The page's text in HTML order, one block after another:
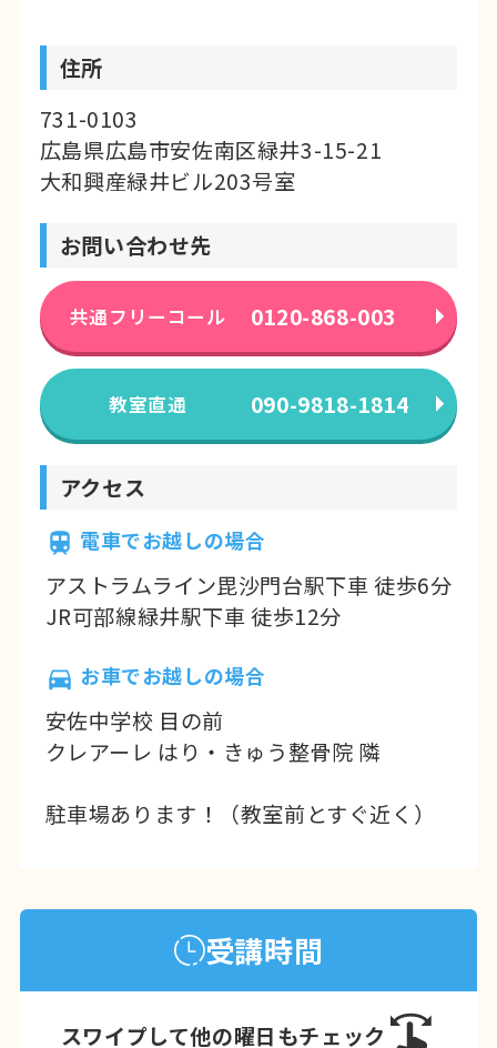
住所
731-0103
広島県広島市安佐南区緑井3-15-21
大和興産緑井ビル203号室
お問い合わせ先
共通フリーコール 0120-868-003
教室直通 090-9818-1814
アクセス
電車でお越しの場合
アストラムライン毘沙門台駅下車 徒歩6分
JR可部線緑井駅下車 徒歩12分
お車でお越しの場合
安佐中学校 目の前
クレアーレ はり・きゅう整骨院 隣
駐車場あります！（教室前とすぐ近く）
受講時間
スワイプして他の曜日もチェック